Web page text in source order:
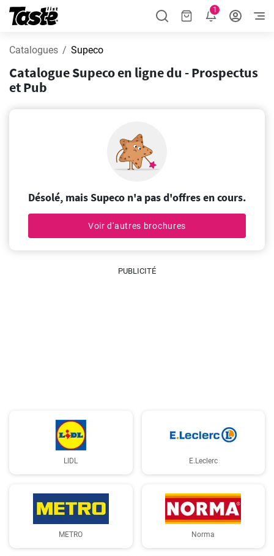
1
Catalogues Supeco
Catalogue Supeco en ligne du - Prospectus
et Pub
Désolé, mais Supeco n'a pas d'offres en cours.
Voir d'autres brochures
PUBLICITÉ
LIDL E.Leclerc
METRO Norma